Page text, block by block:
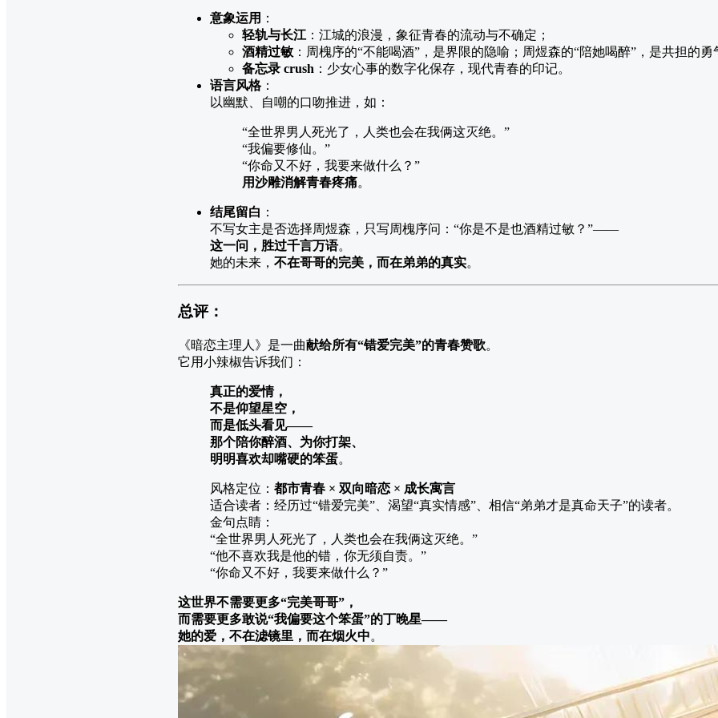
意象运用 ：
轻轨与长江 ：江城的浪漫，象征青春的流动与不确定；
酒精过敏 ：周槐序的“不能喝酒”，是界限的隐喻；周煜森的“陪她喝醉”，是共担的勇
备忘录 crush ：少女心事的数字化保存，现代青春的印记。
语言风格：
以幽默、自嘲的口吻推进，如：
“全世界男人死光了，人类也会在我俩这灭绝。”
“我偏要修仙。”
“你命又不好，我要来做什么？”
用沙雕消解青春疼痛。
结尾留白 ：
不写女主是否选择周煜森，只写周槐序问：“你是不是也酒精过敏？”——
这一问，胜过千言万语。
她的未来， 不在哥哥的完美，而在弟弟的真实。
总评：
《暗恋主理人》是一曲献给所有“错爱完美”的青春赞歌。
它用小辣椒告诉我们：
真正的爱情，
不是仰望星空，
而是低头看见——
那个陪你醉酒、为你打架、
明明喜欢却嘴硬的笨蛋。
风格定位： 都市青春 × 双向暗恋 × 成长寓言
适合读者：经历过“错爱完美”、渴望“真实情感”、相信“弟弟才是真命天子”的读者。
金句点睛：
“全世界男人死光了，人类也会在我俩这灭绝。”
“他不喜欢我是他的错，你无须自责。”
“你命又不好，我要来做什么？”
这世界不需要更多“完美哥哥”，
而需要更多敢说“我偏要这个笨蛋”的丁晚星——
她的爱，不在滤镜里，而在烟火中。